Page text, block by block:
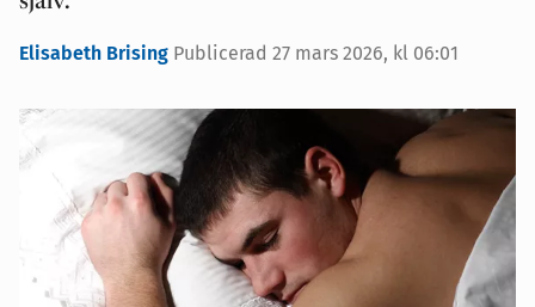
Elisabeth Brising Publicerad 27 mars 2026, kl 06:01